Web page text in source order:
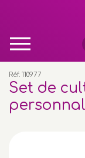
Réf. 110977
Set de